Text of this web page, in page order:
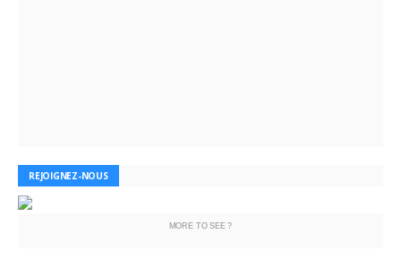
REJOIGNEZ-NOUS
MORE TO SEE ?